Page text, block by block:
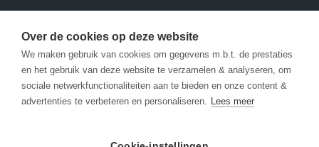
Ondernemingsnummer BTW-BE 0471 413 565
info@becue.be
Over de cookies op deze website
We maken gebruik van cookies om gegevens m.b.t. de prestaties
en het gebruik van deze website te verzamelen & analyseren, om
sociale netwerkfunctionaliteiten aan te bieden en onze content &
advertenties te verbeteren en personaliseren. Lees meer